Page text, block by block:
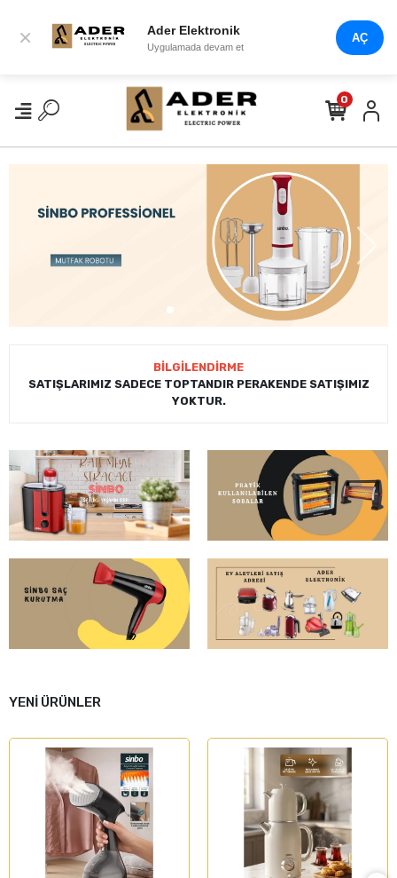
× Ader Elektronik
Uygulamada devam et
AÇ
0
BİLGİLENDİRME
SATIŞLARIMIZ SADECE TOPTANDIR PERAKENDE SATIŞIMIZ
YOKTUR.
YENİ ÜRÜNLER